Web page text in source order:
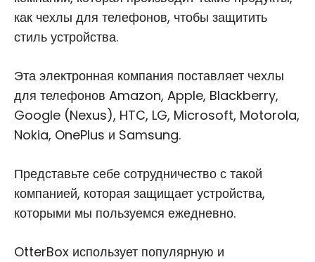
как чехлы для телефонов, чтобы защитить
стиль устройства.
Эта электронная компания поставляет чехлы
для телефонов Amazon, Apple, Blackberry,
Google (Nexus), HTC, LG, Microsoft, Motorola,
Nokia, OnePlus и Samsung.
Представьте себе сотрудничество с такой
компанией, которая защищает устройства,
которыми мы пользуемся ежедневно.
OtterBox использует популярную и